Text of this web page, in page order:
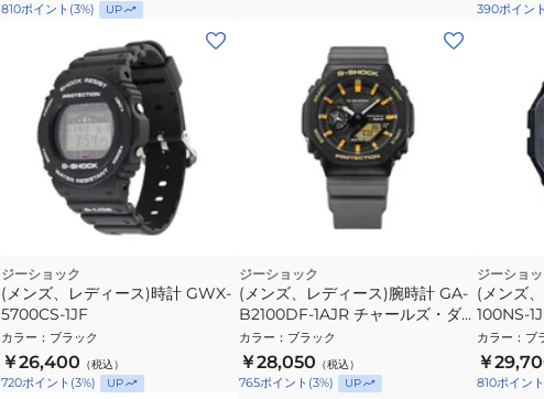
810ポイント (3%) UP 390ポイント
ジーショック
(メンズ、レディース)時計 GWX-
5700CS-1JF
カラー ： ブラック
￥26,400 （税込）
720ポイント (3%) UP
ジーショック
(メンズ、レディース)腕時計 GA-
B2100DF-1AJR チャールズ・ダー
ウィン財団 コラボレーションモデ
ル ガラパゴスアホウドリ
カラー ： ブラック
￥28,050 （税込）
765ポイント (3%) UP
ジーショ
(メンズ
100NS-
カラー ： ブ
￥
810ポイント